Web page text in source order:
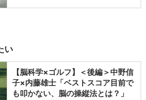
い
【脳科学×ゴルフ】＜後編＞中野信
子×内藤雄士「ベストスコア目前で
も叩かない、脳の操縦法とは？」